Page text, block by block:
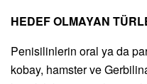
HEDEF OLMAYAN
Penisilinlerin oral ya da
kobay, hamster ve